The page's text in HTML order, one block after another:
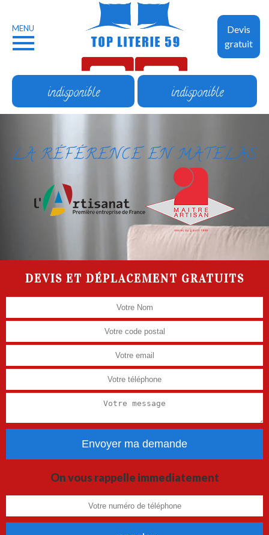
Devis
gratuit
MENU
indisponible indisponible
LA RÉFÉRENCE EN MATELAS
DEVIS ET DÉPLACEMENT GRATUITS
On vous rappelle immediatement